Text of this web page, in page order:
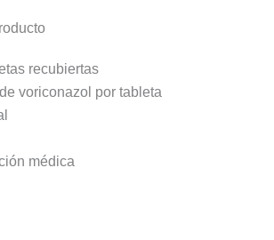
recubiertas
voriconazol por tableta
médica